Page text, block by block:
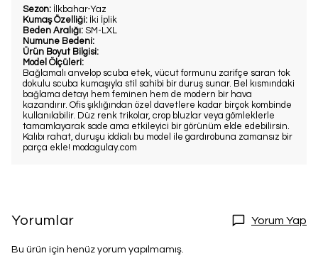
Sezon: İlkbahar-Yaz
Kumaş Özelliği: İki İplik
Beden Aralığı: SM-LXL
Numune Bedeni:
Ürün Boyut Bilgisi:
Model Ölçüleri:
Bağlamalı anvelop scuba etek, vücut formunu zarifçe saran tok
dokulu scuba kumaşıyla stil sahibi bir duruş sunar. Bel kısmındaki
bağlama detayı hem feminen hem de modern bir hava
kazandırır. Ofis şıklığından özel davetlere kadar birçok kombinde
kullanılabilir. Düz renk trikolar, crop bluzlar veya gömleklerle
tamamlayarak sade ama etkileyici bir görünüm elde edebilirsin.
Kalıbı rahat, duruşu iddialı bu model ile gardırobuna zamansız bir
parça ekle! modagulay.com
Yorumlar Yorum Yap
Bu ürün için henüz yorum yapılmamış.